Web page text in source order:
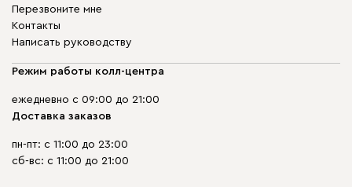
Перезвоните мне
Контакты
Написать руководству
Режим работы колл-центра
ежедневно с 09:00 до 21:00
Доставка заказов
пн-пт: с 11:00 до 23:00
сб-вс: с 11:00 до 21:00